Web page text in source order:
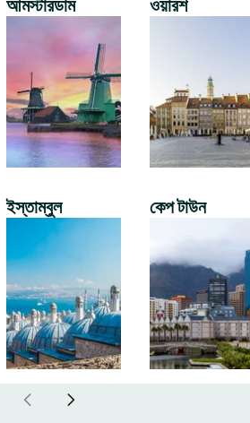
আমস্টারডাম
ইস্তাম্বুল
ওয়ারশ
কেপ টাউন